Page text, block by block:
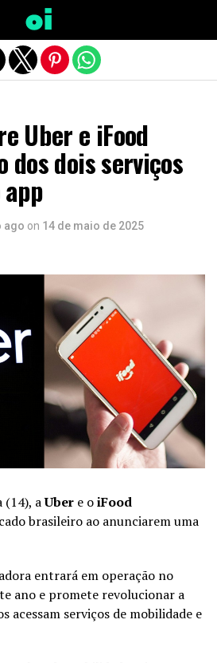
Uber e iFood
dos dois serviços
ago on 14 de maio de 2025
(14), aUber e oiFood
brasileiro ao anunciarem uma
entrará em operação no
ano e promete revolucionar a
acessam serviços de mobilidade e
da versão mobile